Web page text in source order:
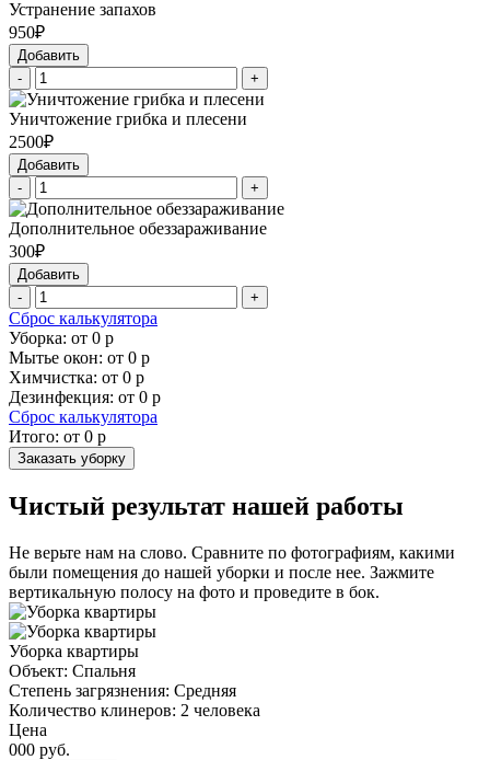
Устранение запахов
950₽
Добавить
-
+
Уничтожение грибка и плесени
2500₽
Добавить
-
+
Дополнительное обеззараживание
300₽
Добавить
-
+
Сброс калькулятора
Уборка: от 0 р
Мытье окон: от 0 р
Химчистка: от 0 р
Дезинфекция: от 0 р
Сброс калькулятора
Итого: от 0 р
Заказать уборку
Чистый результат нашей работы
Не верьте нам на слово. Сравните по фотографиям, какими
были помещения до нашей уборки и после нее. Зажмите
вертикальную полосу на фото и проведите в бок.
Уборка квартиры
Объект: Спальня
Степень загрязнения: Средняя
Количество клинеров: 2 человека
Цена
000 руб.